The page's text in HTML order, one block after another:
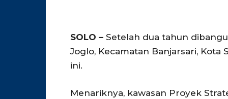
SOLO – Setelah dua tahun
Joglo, Kecamatan Banjarsari,
ini.
Menariknya, kawasan Proyek